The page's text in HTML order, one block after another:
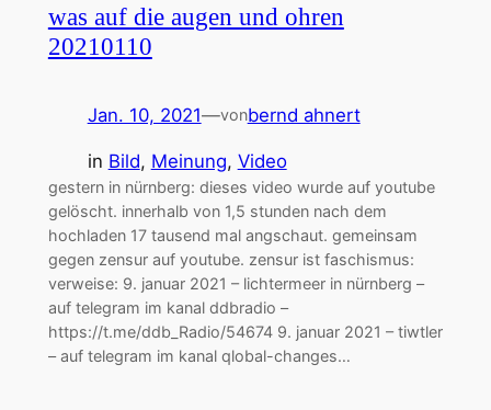
was auf die augen und ohren
20210110
Jan. 10, 2021—vonbernd ahnert
in Bild, Meinung, Video
gestern in nürnberg: dieses video wurde auf youtube
gelöscht. innerhalb von 1,5 stunden nach dem
hochladen 17 tausend mal angschaut. gemeinsam
gegen zensur auf youtube. zensur ist faschismus:
verweise: 9. januar 2021 – lichtermeer in nürnberg –
auf telegram im kanal ddbradio –
https://t.me/ddb_Radio/54674 9. januar 2021 – tiwtler
– auf telegram im kanal qlobal-changes…